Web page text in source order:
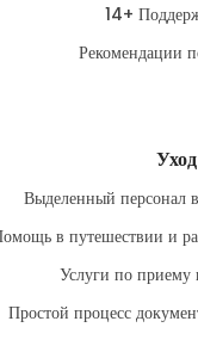
14+
Рекомендации
Выделенный персонал
в путешествии и
Услуги по приему
Простой процесс